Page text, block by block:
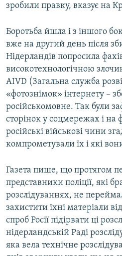
зробили правку, вказує на
Боротьба йшла і з іншого
вже на другий день після
Нідерландів попросила
високотехнологічною
AIVD (Загальна служба
«фотознімок» інтернету –
російськомовне. Так були
сторінок у соцмережах і на
російські військові чини
компрометували їх і які
Газета пише, що протягом
представники поліції, які
розслідуваннях, не
захистити їхні матеріали
спроб Росії підірвати ці
нідерландській Раді
яка вела технічне